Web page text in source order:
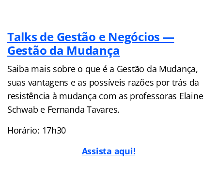
Talks de Gestão e Negócios —
Gestão da Mudança
Saiba mais sobre o que é a Gestão da Mudança,
suas vantagens e as possíveis razões por trás da
resistência à mudança com as professoras Elaine
Schwab e Fernanda Tavares.
Horário: 17h30
Assista aqui!